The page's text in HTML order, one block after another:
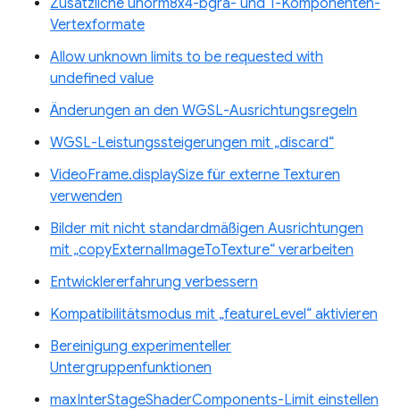
Zusätzliche unorm8x4-bgra- und 1-Komponenten-
Vertexformate
Allow unknown limits to be requested with
undefined value
Änderungen an den WGSL-Ausrichtungsregeln
WGSL-Leistungssteigerungen mit „discard“
VideoFrame.displaySize für externe Texturen
verwenden
Bilder mit nicht standardmäßigen Ausrichtungen
mit „copyExternalImageToTexture“ verarbeiten
Entwicklererfahrung verbessern
Kompatibilitätsmodus mit „featureLevel“ aktivieren
Bereinigung experimenteller
Untergruppenfunktionen
maxInterStageShaderComponents-Limit einstellen